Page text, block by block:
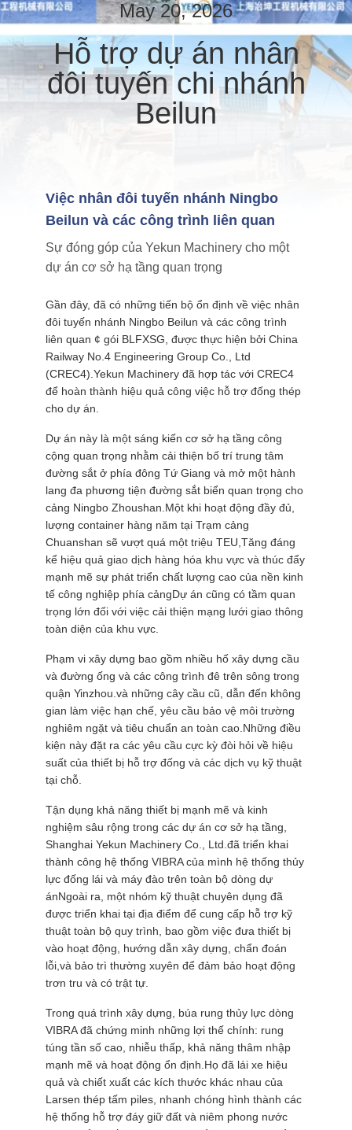
CHÚNG
TÔI
THAM
KIỂM
SOÁT
CHẤT
LIÊN
CHÚNG
TỨC
CÁC
TRƯỜNG
HỢP
CẦU
BÁO
TRANG
WEB
PRIVACY
POLICY
May 20, 2026
Hỗ trợ dự án nhân
đôi tuyến chi nhánh
Beilun
Việc nhân đôi tuyến nhánh Ningbo
Beilun và các công trình liên quan
Sự đóng góp của Yekun Machinery cho một
dự án cơ sở hạ tầng quan trọng
Gần đây, đã có những tiến bộ ổn định về việc nhân
đôi tuyến nhánh Ningbo Beilun và các công trình
liên quan ¢ gói BLFXSG, được thực hiện bởi China
Railway No.4 Engineering Group Co., Ltd
(CREC4).Yekun Machinery đã hợp tác với CREC4
để hoàn thành hiệu quả công việc hỗ trợ đống thép
cho dự án.
Dự án này là một sáng kiến cơ sở hạ tầng công
cộng quan trọng nhằm cải thiện bố trí trung tâm
đường sắt ở phía đông Tứ Giang và mở một hành
lang đa phương tiện đường sắt biển quan trọng cho
cảng Ningbo Zhoushan.Một khi hoạt động đầy đủ,
lượng container hàng năm tại Trạm cảng
Chuanshan sẽ vượt quá một triệu TEU,Tăng đáng
kể hiệu quả giao dịch hàng hóa khu vực và thúc đẩy
mạnh mẽ sự phát triển chất lượng cao của nền kinh
tế công nghiệp phía cảngDự án cũng có tầm quan
trọng lớn đối với việc cải thiện mạng lưới giao thông
toàn diện của khu vực.
Phạm vi xây dựng bao gồm nhiều hố xây dựng cầu
và đường ống và các công trình đê trên sông trong
quận Yinzhou.và những cây cầu cũ, dẫn đến không
gian làm việc hạn chế, yêu cầu bảo vệ môi trường
nghiêm ngặt và tiêu chuẩn an toàn cao.Những điều
kiện này đặt ra các yêu cầu cực kỳ đòi hỏi về hiệu
suất của thiết bị hỗ trợ đống và các dịch vụ kỹ thuật
tại chỗ.
Tận dụng khả năng thiết bị mạnh mẽ và kinh
nghiệm sâu rộng trong các dự án cơ sở hạ tầng,
Shanghai Yekun Machinery Co., Ltd.đã triển khai
thành công hệ thống VIBRA của mình hệ thống thủy
lực đống lái và máy đào trên toàn bộ dòng dự
ánNgoài ra, một nhóm kỹ thuật chuyên dụng đã
được triển khai tại địa điểm để cung cấp hỗ trợ kỹ
thuật toàn bộ quy trình, bao gồm việc đưa thiết bị
vào hoạt động, hướng dẫn xây dựng, chẩn đoán
lỗi,và bảo trì thường xuyên để đảm bảo hoạt động
trơn tru và có trật tự.
Trong quá trình xây dựng, búa rung thủy lực dòng
VIBRA đã chứng minh những lợi thế chính: rung
túng tần số cao, nhiễu thấp, khả năng thâm nhập
mạnh mẽ và hoạt động ổn định.Họ đã lái xe hiệu
quả và chiết xuất các kích thước khác nhau của
Larsen thép tấm piles, nhanh chóng hình thành các
hệ thống hỗ trợ đáy giữ đất và niêm phong nước